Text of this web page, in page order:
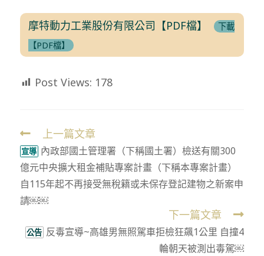
摩特動力工業股份有限公司【PDF檔】
下載
【PDF檔】
Post Views: 178
Read
more
articles
上一篇文章
宣導 內政部國土管理署（下稱國土署）檢送有關300
億元中央擴大租金補貼專案計畫（下稱本專案計畫）
自115年起不再接受無稅籍或未保存登記建物之新案申
請￼￼
下一篇文章
公告 反毒宣導~高雄男無照駕車拒檢狂飆1公里 自撞4
輪朝天被測出毒駕￼